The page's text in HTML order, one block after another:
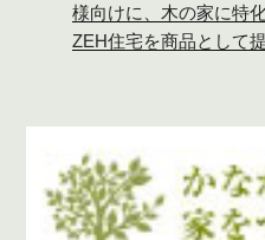
様向けに、木の家に特
ZEH住宅を商品として